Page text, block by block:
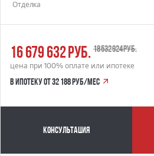
Отделка
16 679 632 руб. 18 532 924 руб.
цена при 100% оплате или ипотеке
в ипотеку от 32 188 руб/мес
Консультация